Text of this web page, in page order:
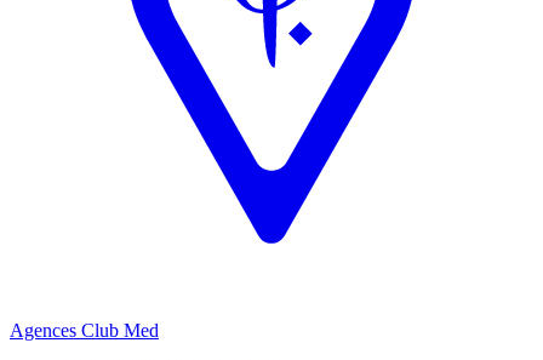
Agences Club Med